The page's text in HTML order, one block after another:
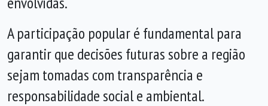
A participação popular é fundamental para
garantir que decisões futuras sobre a região
sejam tomadas com transparência e
responsabilidade social e ambiental.